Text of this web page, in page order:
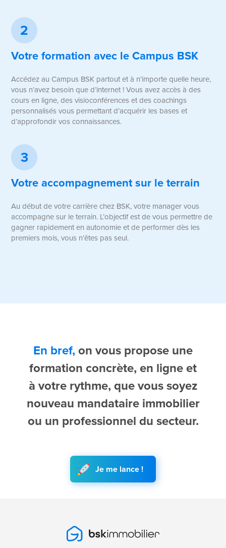
2
Votre formation avec le Campus BSK
Accédez au Campus BSK partout et à n’importe quelle heure,
vous n’avez besoin que d’internet ! Vous avez accès à des
cours en ligne, des visioconférences et des coachings
personnalisés vous permettant d’acquérir les bases et
d’approfondir vos connaissances.
3
Votre accompagnement sur le terrain
Au début de votre carrière chez BSK, votre manager vous
accompagne sur le terrain. L’objectif est de vous permettre de
gagner rapidement en autonomie et de performer dès les
premiers mois, vous n’êtes pas seul.
En bref, on vous propose une
formation concrète, en ligne et
à votre rythme, que vous soyez
nouveau mandataire immobilier
ou un professionnel du secteur.
Je me lance !